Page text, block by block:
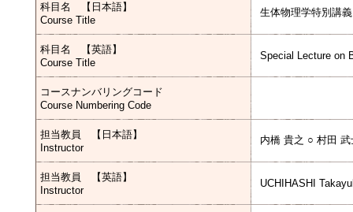
科目名 【日本語】
Course Title
生体物理学特別講
科目名 【英語】
Course Title
Special Lecture on
コースナンバリングコード
Course Numbering Code
担当教員 【日本語】
Instructor
内橋 貴之 ○ 村田 武
担当教員 【英語】
Instructor
UCHIHASHI